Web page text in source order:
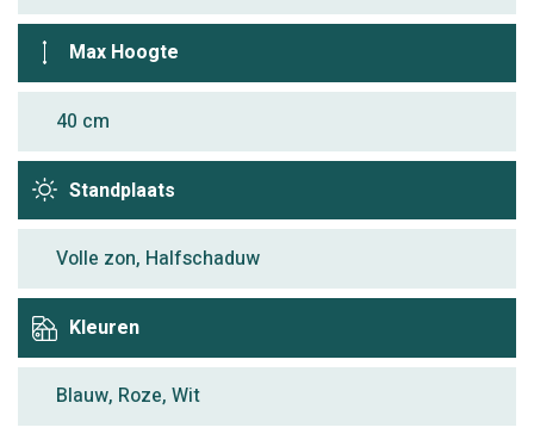
Max Hoogte
40 cm
Standplaats
Volle zon, Halfschaduw
Kleuren
Blauw, Roze, Wit